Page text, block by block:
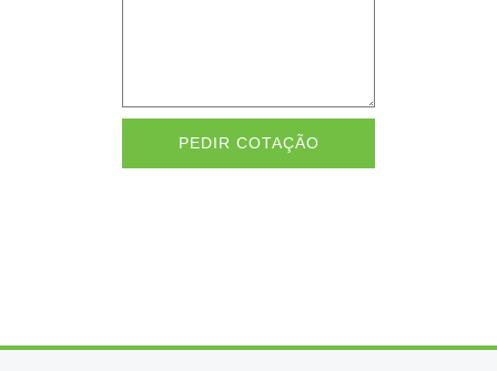
PEDIR COTAÇÃO